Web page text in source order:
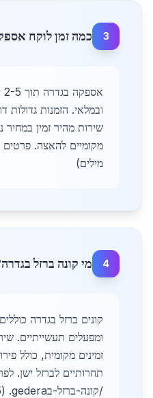
3 כמה זמן לוקח
שירות מהיר זמין
מילים)
4 מי קונה ברזל
קונים ברזל בגדרה
ומפעלים תעשייתיים.
זמינים מקומית, כולל
תחרותיים לברזל ישן.
/קונה-ברזל-בgedera. (105 מילים)